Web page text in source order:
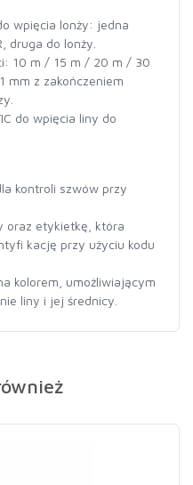
wpięcia lonży: jedna
druga do lonży.
10 m / 15 m / 20 m / 30
mm z zakończeniem
do wpięcia liny do
kontroli szwów przy
oraz etykietkę, która
kację przy użyciu kodu
kolorem, umożliwiającym
liny i jej średnicy.